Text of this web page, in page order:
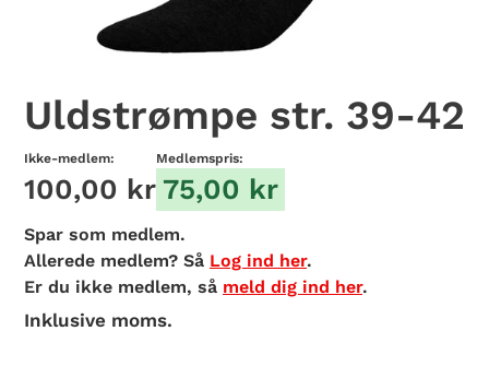
Uldstrømpe str. 39-42
Ikke-medlem:
100,00 kr
Medlemspris:
75,00 kr
Spar som medlem.
Allerede medlem? Så Log ind her.
Er du ikke medlem, så meld dig ind her.
Inklusive moms.